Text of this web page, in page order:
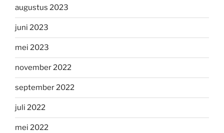
augustus 2023
juni 2023
mei 2023
november 2022
september 2022
juli 2022
mei 2022